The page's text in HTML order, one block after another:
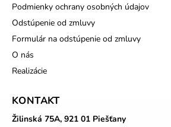
Podmienky ochrany osobných údajov
Odstúpenie od zmluvy
Formulár na odstúpenie od zmluvy
O nás
Realizácie
KONTAKT
Žilinská 75A, 921 01 Piešťany